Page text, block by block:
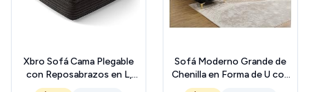
Xbro Sofá Cama Plegable
con Reposabrazos en L,
Sillón Convertible en Cama
Sofá Moderno Grande de
Chenilla en Forma de U con
Asientos Dobles